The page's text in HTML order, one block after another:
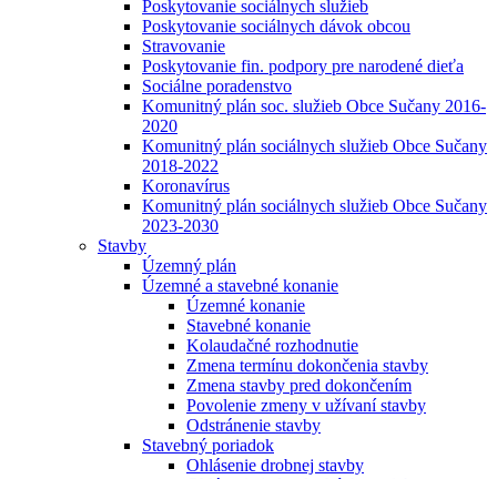
Poskytovanie sociálnych služieb
Poskytovanie sociálnych dávok obcou
Stravovanie
Poskytovanie fin. podpory pre narodené dieťa
Sociálne poradenstvo
Komunitný plán soc. služieb Obce Sučany 2016-
2020
Komunitný plán sociálnych služieb Obce Sučany
2018-2022
Koronavírus
Komunitný plán sociálnych služieb Obce Sučany
2023-2030
Stavby
Územný plán
Územné a stavebné konanie
Územné konanie
Stavebné konanie
Kolaudačné rozhodnutie
Zmena termínu dokončenia stavby
Zmena stavby pred dokončením
Povolenie zmeny v užívaní stavby
Odstránenie stavby
Stavebný poriadok
Ohlásenie drobnej stavby